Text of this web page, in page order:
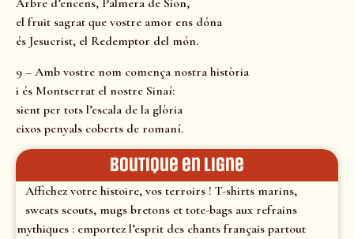
Arbre d’encens, Palmera de Sion,
el fruit sagrat que vostre amor ens dóna
és Jesucrist, el Redemptor del món.
9 – Amb vostre nom comença nostra història
i és Montserrat el nostre Sinaí:
sient per tots l’escala de la glòria
eixos penyals coberts de romaní.
Boutique en ligne
Affichez votre histoire, vos terroirs ! T-shirts marins,
sweats scouts, mugs bretons et tote-bags aux refrains
mythiques : emportez l’esprit des chants français partout